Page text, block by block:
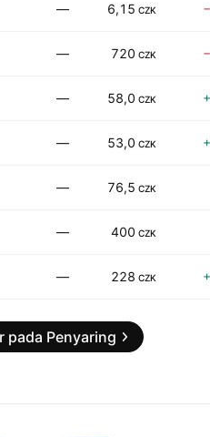
— 6,15 CZK
— 720 CZK
— 58,0 CZK
— 53,0 CZK
— 76,5 CZK
— 400 CZK
— 228 CZK
pada Penyaring